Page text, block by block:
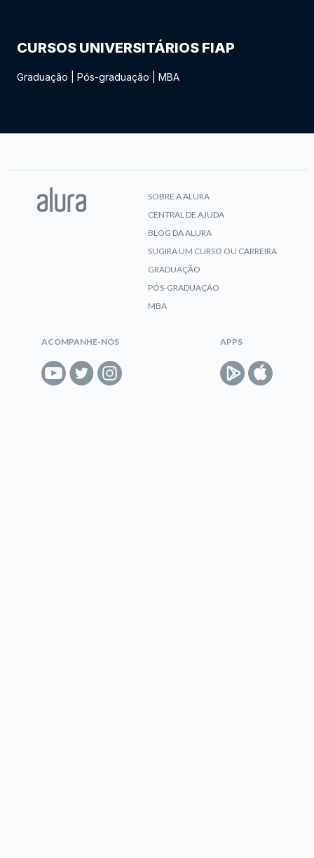
CURSOS UNIVERSITÁRIOS FIAP
Graduação Pós-graduação MBA
SOBRE A ALURA
CENTRAL DE AJUDA
BLOG DA ALURA
SUGIRA UM CURSO OU CARREIRA
GRADUAÇÃO
PÓS-GRADUAÇÃO
MBA
ACOMPANHE-NOS APPS